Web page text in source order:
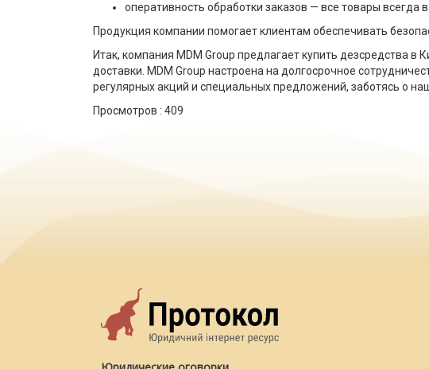
оперативность обработки заказов — все товары всегда
Продукция компании помогает клиентам обеспечивать
Итак, компания MDM Group предлагает купить дезсредства
доставки. MDM Group настроена на долгосрочное
регулярных акций и специальных предложений, заботясь о
Просмотров : 409